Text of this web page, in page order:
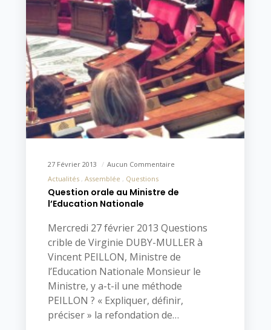
27 Février 2013
Aucun Commentaire
Actualités
Assemblée Questions
Question orale au Ministre de
l’Education Nationale
Mercredi 27 février 2013 Questions
crible de Virginie DUBY-MULLER à
Vincent PEILLON, Ministre de
l’Education Nationale Monsieur le
Ministre, y a-t-il une méthode
PEILLON ? « Expliquer, définir,
préciser » la refondation de…